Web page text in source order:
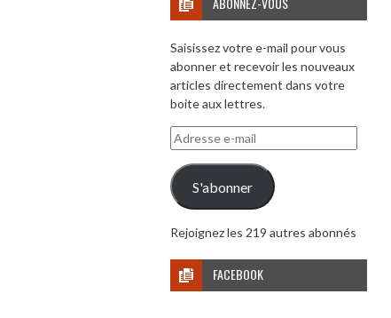
Saisissez votre e-mail pour vous
abonner et recevoir les nouveaux
articles directement dans votre
boite aux lettres.
Adresse
e-
mail
S'abonner
Rejoignez les 219 autres abonnés
FACEBOOK